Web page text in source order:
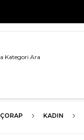
ÇORAP KADIN